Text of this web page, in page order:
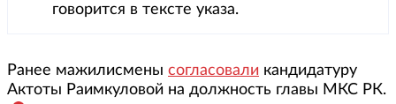
говорится в тексте указа.
Ранее мажилисмены согласовали кандидатуру
Актоты Раимкуловой на должность главы МКС РК.